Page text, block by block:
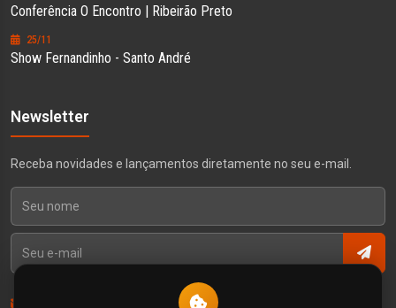
Conferência O Encontro | Ribeirão Preto
25/11
Show Fernandinho - Santo André
Newsletter
Receba novidades e lançamentos diretamente no seu e-mail.